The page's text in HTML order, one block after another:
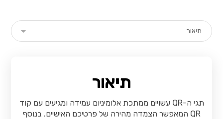
תיאור
תגי ה-QR עשויים ממתכת אלומיניום עמידה ומגיעים עם קוד
QR המאפשר הצמדה מהירה של פרטיכם האישיים. בנוסף